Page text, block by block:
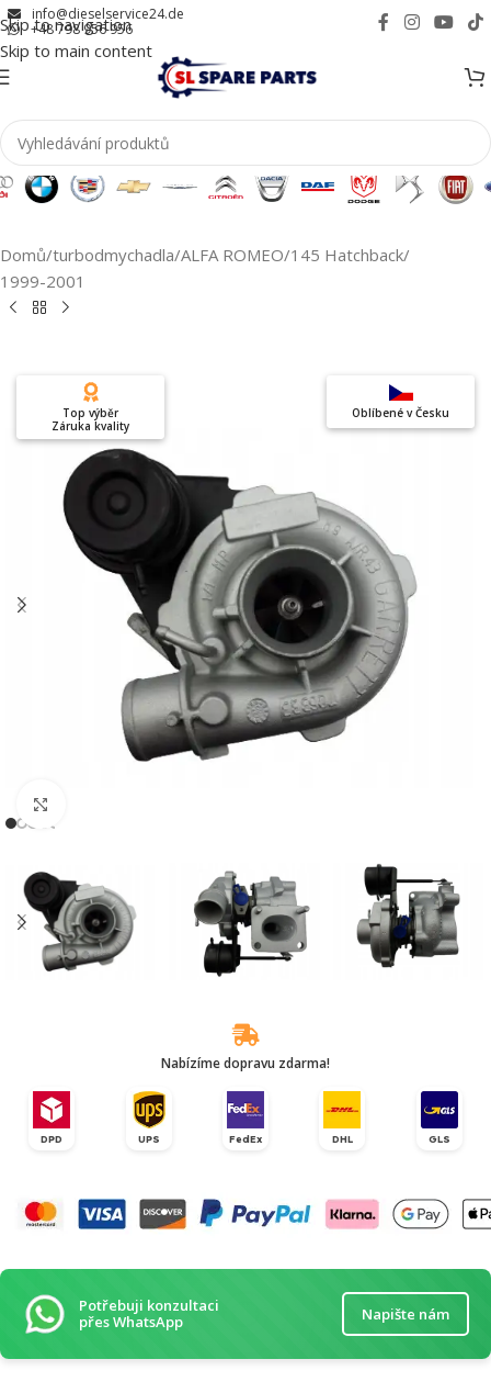
Skip to navigation
Skip to main content
info@dieselservice24.de
+48 798 956 956
Domů/turbodmychadla/ALFA ROMEO/145 Hatchback/
1999-2001
Oblíbené v Česku
Top výběr
Záruka kvality
Nabízíme dopravu zdarma!
DPD UPS FedEx DHL GLS
Potřebuji konzultaci
přes WhatsApp
Napište nám